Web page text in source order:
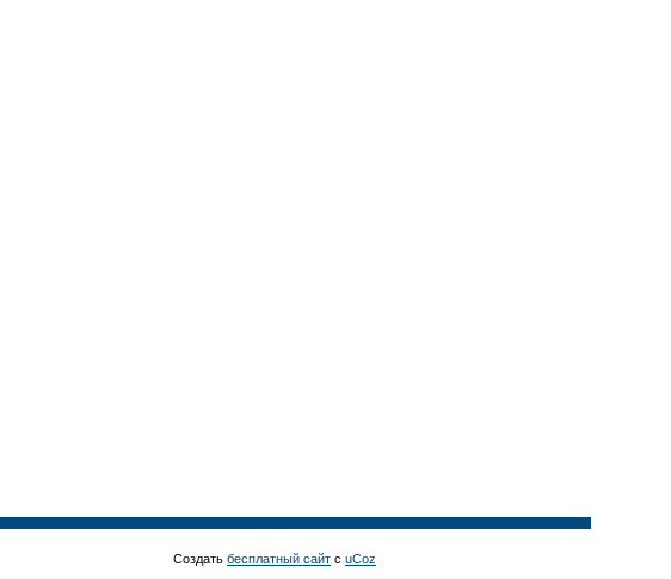
Создать бесплатный сайт с uCoz